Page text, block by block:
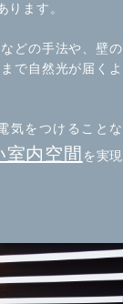
ります。
どの手法や、壁の
で自然光が届くよ
気をつけることな
内空間 を実現